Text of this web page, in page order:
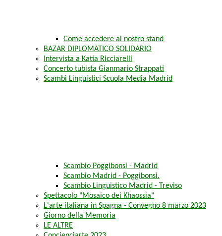
Come accedere al nostro stand
BAZAR DIPLOMATICO SOLIDARIO
Intervista a Katia Ricciarelli
Concerto tubista Gianmario Strappati
Scambi Linguistici Scuola Media Madrid
Scambio Poggibonsi - Madrid
Scambio Madrid - Poggibonsi.
Scambio Linguistico Madrid - Treviso
Spettacolo "Mosaico dei Khaossia"
L'arte italiana in Spagna - Convegno 8 marzo 2023
Giorno della Memoria
LE ALTRE